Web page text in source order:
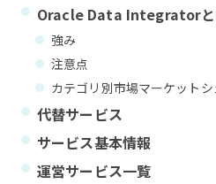
Oracle Data Integrator
強み
注意点
カテゴリ別市場マーケットシ
代替サービス
サービス基本情報
運営サービス一覧